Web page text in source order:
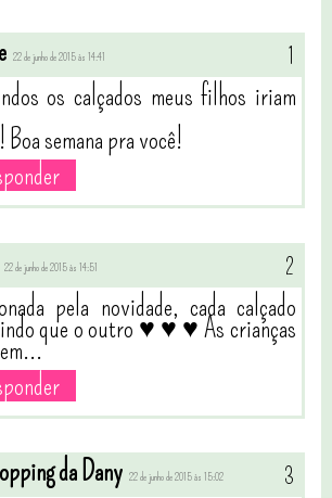
22 de junho de 2015 às 14:41
os calçados meus filhos iriam
semana pra você!
22 de junho de 2015 às 14:51
pela novidade, cada calçado
que o outro ♥ ♥ ♥ As crianças
da Dany 22 de junho de 2015 às 15:02